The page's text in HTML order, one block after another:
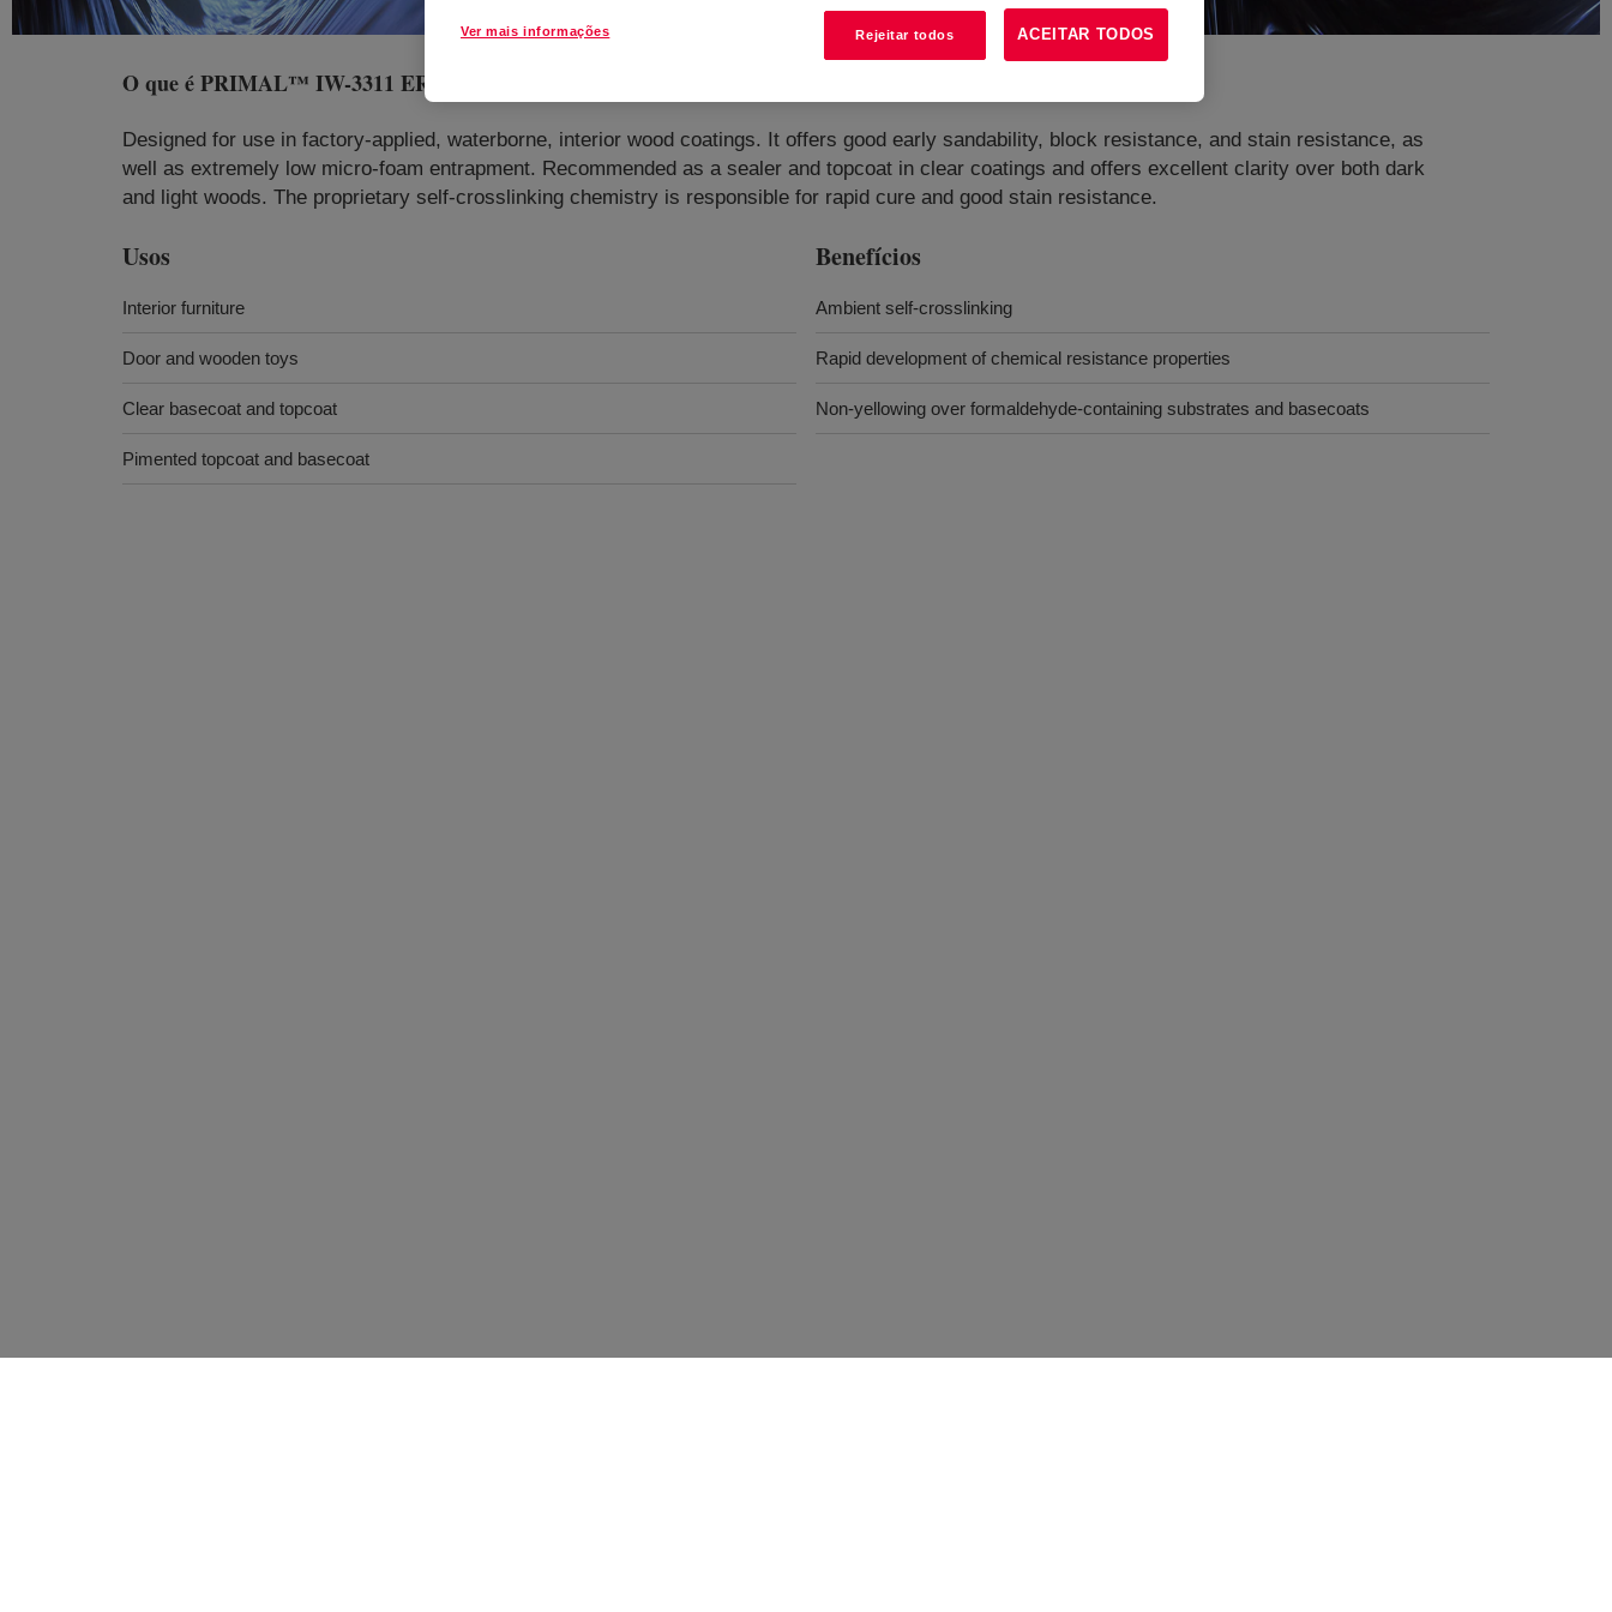
O que éPRIMAL™ IW-3311 ER Emulsion
Designed for use in factory-applied, waterborne, interior wood coatings. It offers good early sandability, block resistance, and stain resistance, as
well as extremely low micro-foam entrapment. Recommended as a sealer and topcoat in clear coatings and offers excellent clarity over both dark
and light woods. The proprietary self-crosslinking chemistry is responsible for rapid cure and good stain resistance.
Usos
Interior furniture
Door and wooden toys
Clear basecoat and topcoat
Pimented topcoat and basecoat
Benefícios
Ambient self-crosslinking
Rapid development of chemical resistance properties
Non-yellowing over formaldehyde-containing substrates and basecoats
Ver mais informações Rejeitar todos ACEITAR TODOS